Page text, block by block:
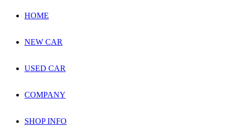
HOME
NEW CAR
USED CAR
COMPANY
SHOP INFO